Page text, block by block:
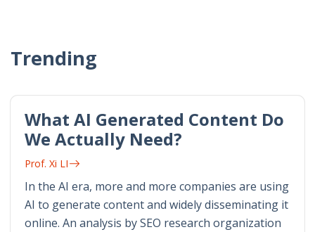
Trending
What AI Generated Content Do
We Actually Need?
Prof. Xi LI
In the AI era, more and more companies are using
AI to generate content and widely disseminating it
online. An analysis by SEO research organization